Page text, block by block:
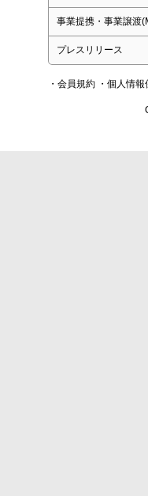
事業提携・事業譲渡
プレスリリース
・会員規約 ・個人情